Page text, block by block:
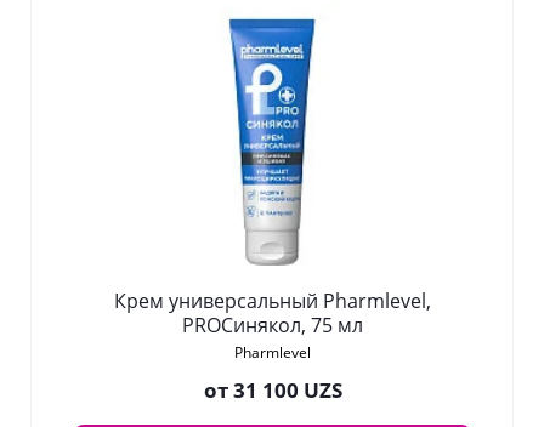
Крем универсальный Pharmlevel,
PROСинякол, 75 мл
Pharmlevel
от31 100 UZS